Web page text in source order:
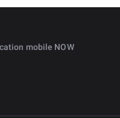
mobile NOW